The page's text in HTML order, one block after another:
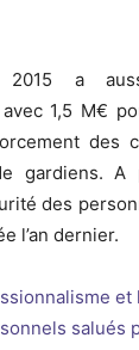
a
avec 1,5 M€
des
gardiens.
des
l’an dernier.